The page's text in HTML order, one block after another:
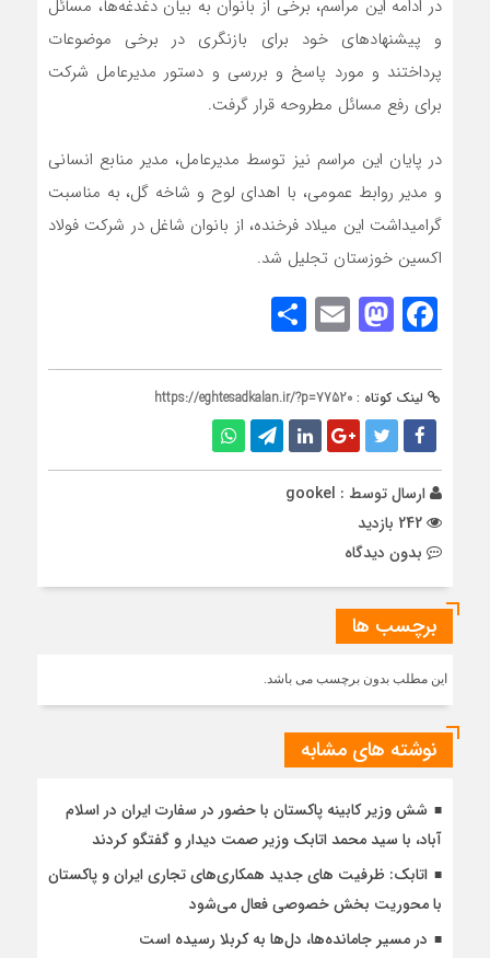
در ادامه این مراسم، برخی از بانوان به بیان دغدغه‌ها، مسائل
و پیشنهادهای خود برای بازنگری در برخی موضوعات
پرداختند و مورد پاسخ و بررسی و دستور مدیرعامل شرکت
برای رفع مسائل مطروحه قرار گرفت.
در پایان این مراسم نیز توسط مدیرعامل، مدیر منابع انسانی
و مدیر روابط عمومی، با اهدای لوح و شاخه گل، به مناسبت
گرامیداشت این میلاد فرخنده، از بانوان شاغل در شرکت فولاد
اکسین خوزستان تجلیل شد.
Facebook
Mastodon
Email
لینک کوتاه : https://eghtesadkalan.ir/?p=77520
ارسال توسط : gookel
بدون دیدگاه
برچسب ها
این مطلب بدون برچسب می باشد.
نوشته های مشابه
شش وزیر کابینه پاکستان با حضور در سفارت ایران در اسلام
آباد، با سيد محمد اتابك وزير صمت ديدار و گفتگو كردند
اتابک: ظرفیت های جدید همکاری‌های تجاری ایران و پاکستان
با محوریت بخش خصوصی فعال می‌شود
در مسیر جا‌مانده‌ها، دل‌ها به کربلا رسیده است